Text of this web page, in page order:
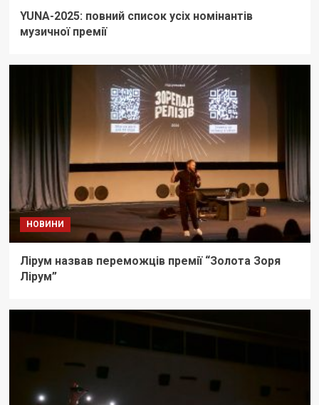
YUNA-2025: повний список усіх номінантів
музичної премії
НОВИНИ
Лірум назвав переможців премії “Золота Зоря
Лірум”